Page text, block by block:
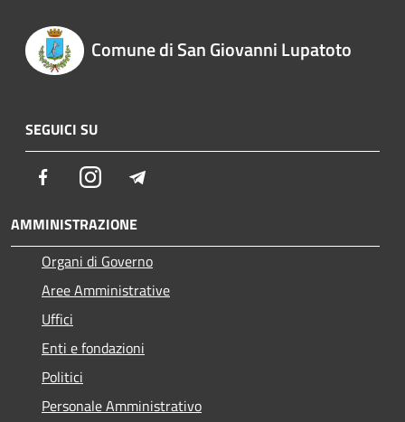
Comune di San Giovanni Lupatoto
SEGUICI SU
FacebookInstagram
AMMINISTRAZIONE
Organi di Governo
Aree Amministrative
Uffici
Enti e fondazioni
Politici
Personale Amministrativo